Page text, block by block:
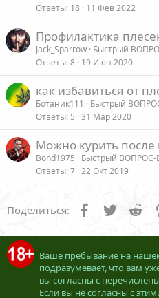
Ответы 18 11 Фев 2022
Профилактика
Jack_Sparrow Быстрый
Ответы 8 19 Июн 2020
как избавиться от
Ботаник111
Быстрый
Ответы 5 31 Мар 2020
Можно курить после
Bond1975
Быстрый ВОПРОС-
Ответы 7 22 Окт 2019
Поделиться: Facebook
Twitter
Ваше пребывание на
подразумевает, что вам
вы согласны с
Если вы не согласны с